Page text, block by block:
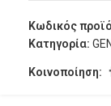
Κωδικός
Κατηγορία:
Κοινοποίηση: